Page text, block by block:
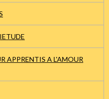
APPRENTIS A L'AMOUR